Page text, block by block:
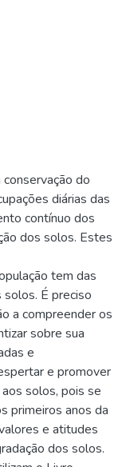
do
diárias das
contínuo dos
dos solos. Estes
tem das
É preciso
a compreender os
sobre sua
e
e promover
solos, pois se
primeiros anos da
e atitudes
dos solos.